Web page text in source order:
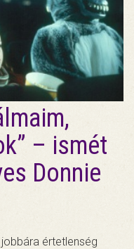
– ismét
Donnie
értetlenség